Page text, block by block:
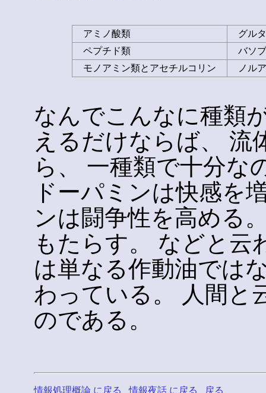
アミノ酸類
グルタ
ペプチド類
バソブ
モノアミン類とアセチルコリン
ノルア
なんでこんなに種類
えるだけならば、 流
ら、 一種類で十分な
ドーパミンは快感を
ンは闘争性を高める
もたらす。 などと云
は単なる作動油では
わっている。 人間と
のである。
情報処理概論 に戻る 情報夜話 に戻る 戻る